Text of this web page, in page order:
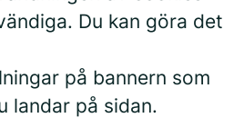
Du kan göra det
på bannern som
landar på sidan.